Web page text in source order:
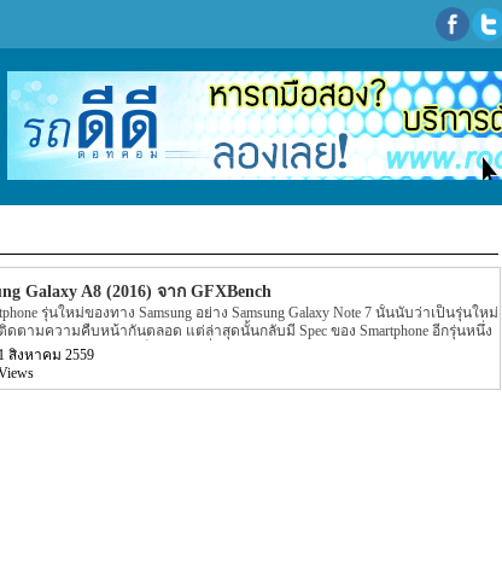
Galaxy A8 (2016) จาก GFXBench
รุ่นใหม่ของทาง Samsung อย่าง Samsung Galaxy Note 7 นั้นนับว่าเป็นรุ่นใหม่
ตามความคืบหน้ากันตลอด แต่ล่าสุดนั้นกลับมี Spec ของ Smartphone อีกรุ่นหนึ่ง
เปิดเผยลงบนอินเตอร์เน็ตอีกรุ่นหนึ่งแล้ว สำหรับ Smartphone รุ่นใหม่ของทาง
อียดถูกเปิดเผยลงบนอินเตอร์เน็ตนั้นจะมีชื่อว่า SM-A810 หรือ Galaxy A8 (2016) นั้น
ของ Spec ภายในตัวเครื่องที่หลุดมาบนอินเตอร์เน็ตนั้นได้ถูกเปิดเผยบนหน้า
สิงหาคม 2559